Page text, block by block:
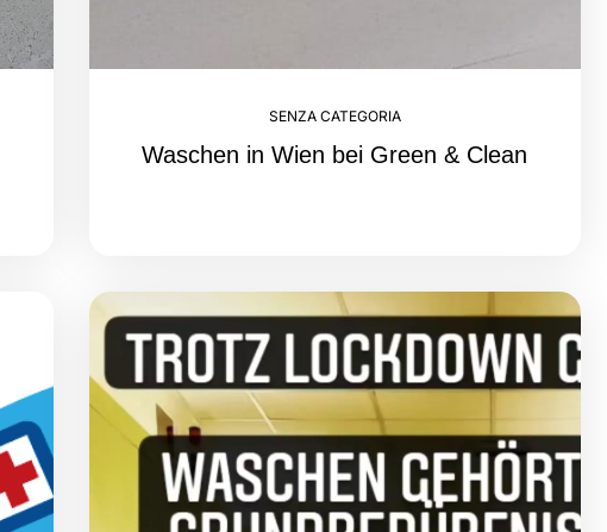
SENZA CATEGORIA
Waschen in Wien bei Green & Clean